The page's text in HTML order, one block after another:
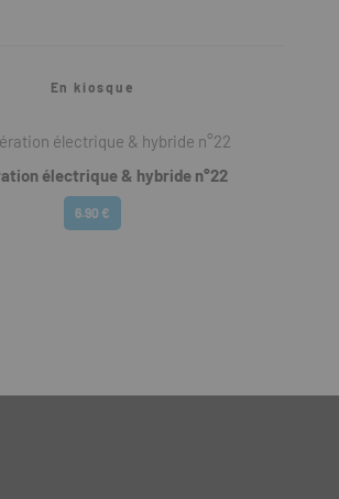
En kiosque
électrique & hybride n°22
6.90 €